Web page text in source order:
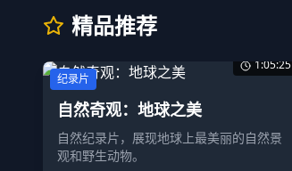
精品推荐
1:05:25
纪录片
自然奇观：地球之美
自然纪录片，展现地球上最美丽的自然景
观和野生动物。